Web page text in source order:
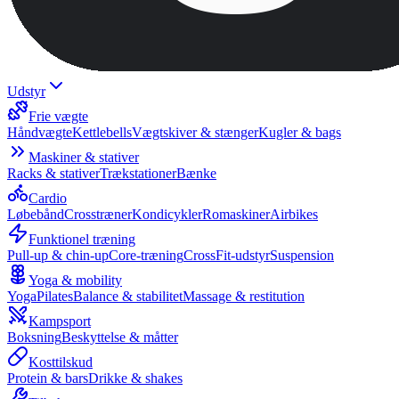
Udstyr
Frie vægte
HåndvægteKettlebellsVægtskiver & stængerKugler & bags
Maskiner & stativer
Racks & stativerTrækstationerBænke
Cardio
LøbebåndCrosstrænerKondicyklerRomaskinerAirbikes
Funktionel træning
Pull-up & chin-upCore-træningCrossFit-udstyrSuspension
Yoga & mobility
YogaPilatesBalance & stabilitetMassage & restitution
Kampsport
BoksningBeskyttelse & måtter
Kosttilskud
Protein & barsDrikke & shakes